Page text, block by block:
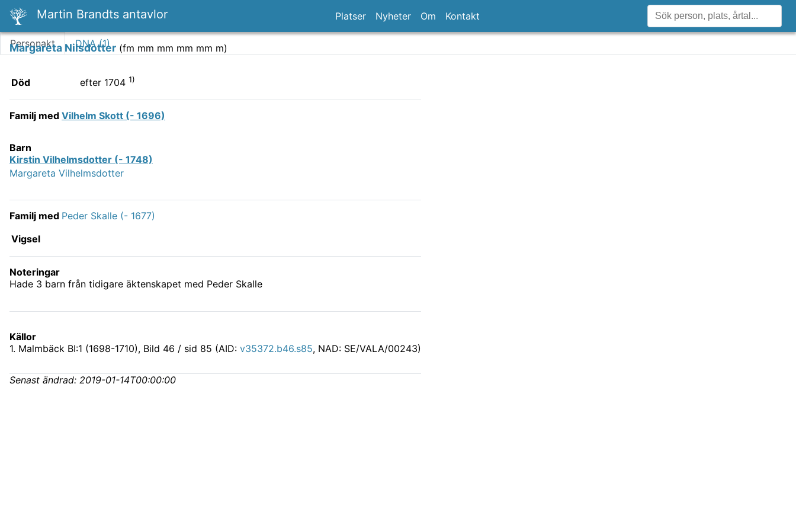
Martin Brandts antavlor Platser Nyheter Om Kontakt
Personakt DNA (1)
Margareta Nilsdotter (fm mm mm mm mm m)
Död efter 1704 1)
Familj med Vilhelm Skott (- 1696)
Barn
Kirstin Vilhelmsdotter (- 1748)
Margareta Vilhelmsdotter
Familj med Peder Skalle (- 1677)
Vigsel
Noteringar
Hade 3 barn från tidigare äktenskapet med Peder Skalle
Källor
1. Malmbäck BI:1 (1698-1710), Bild 46 / sid 85 (AID: v35372.b46.s85, NAD: SE/VALA/00243)
Senast ändrad: 2019-01-14T00:00:00